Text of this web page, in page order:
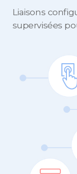
Liaisons
supervisées